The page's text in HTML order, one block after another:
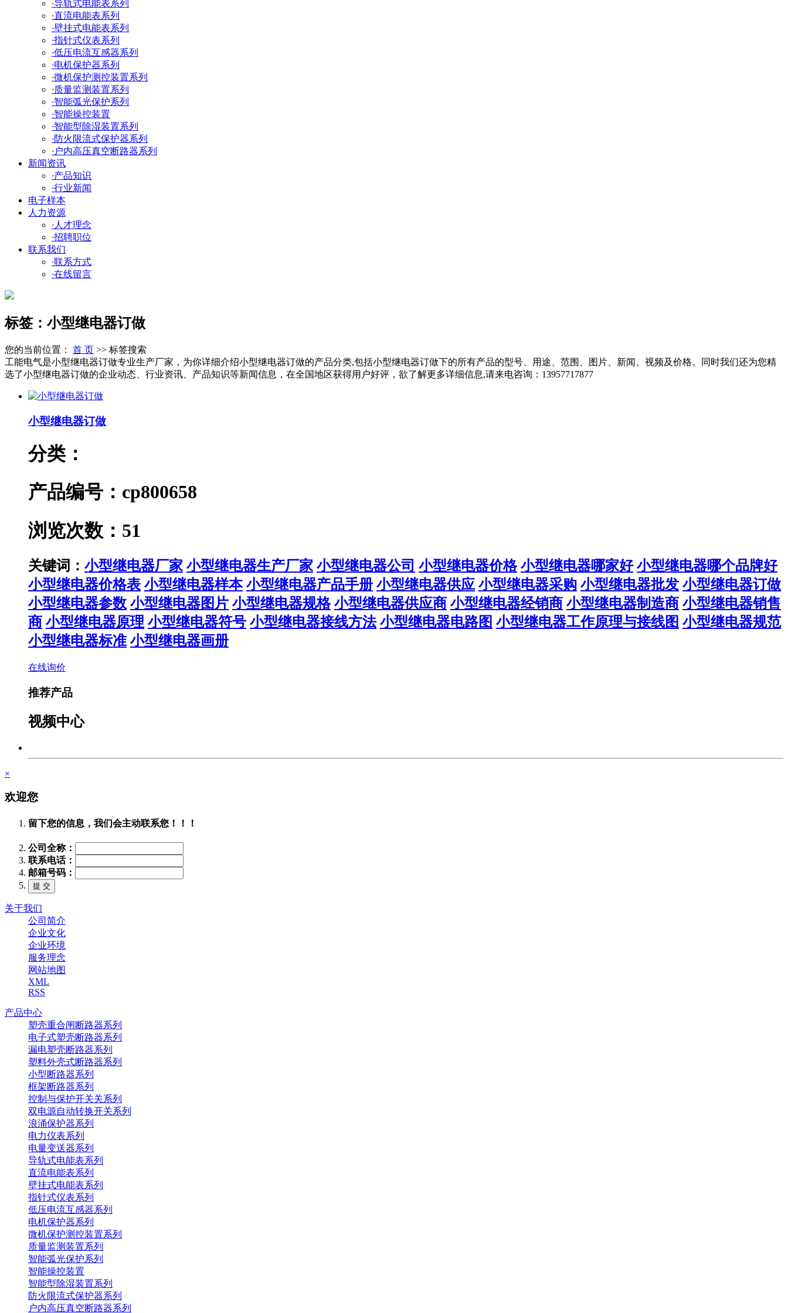
·导轨式电能表系列
·直流电能表系列
·壁挂式电能表系列
·指针式仪表系列
·低压电流互感器系列
·电机保护器系列
·微机保护测控装置系列
·质量监测装置系列
·智能弧光保护系列
·智能操控装置
·智能型除湿装置系列
·防火限流式保护器系列
· 户内高压真空断路器系列
新闻资讯
·产品知识
·行业新闻
电子样本
人力资源
· 人才理念
·招聘职位
联系我们
·联系方式
·在线留言
标签：小型继电器订做
您的当前位置： 首 页 >> 标签搜索
工能电气是小型继电器订做专业生产厂家，为你详细介绍小型继电器订做的产品分类,包括小型继电器订做下的所有产品的型号、用途、范围、图片、新闻、视频及价格。同时我们还为您精
选了小型继电器订做的企业动态、行业资讯、产品知识等新闻信息，在全国地区获得用户好评，欲了解更多详细信息,请来电咨询：13957717877
小型继电器订做
分类：
产品编号：cp800658
浏览次数：51
关键词： 小型继电器厂家 小型继电器生产厂家 小型继电器公司 小型继电器价格 小型继电器哪家好 小型继电器哪个品牌好
小型继电器价格表 小型继电器样本 小型继电器产品手册 小型继电器供应 小型继电器采购 小型继电器批发 小型继电器订做
小型继电器参数 小型继电器图片 小型继电器规格 小型继电器供应商 小型继电器经销商 小型继电器制造商 小型继电器销售
商 小型继电器原理 小型继电器符号 小型继电器接线方法 小型继电器电路图 小型继电器工作原理与接线图 小型继电器规范
小型继电器标准 小型继电器画册
在线询价
推荐产品
视频中心
×
欢迎您
留下您的信息，我们会主动联系您！！！
公司全称：
联系电话：
邮箱号码：
关于我们
公司简介
企业文化
企业环境
服务理念
网站地图
XML
RSS
产品中心
塑壳重合闸断路器系列
电子式塑壳断路器系列
漏电塑壳断路器系列
塑料外壳式断路器系列
小型断路器系列
框架断路器系列
控制与保护开关关系列
双电源自动转换开关系列
浪涌保护器系列
电力仪表系列
电量变送器系列
导轨式电能表系列
直流电能表系列
壁挂式电能表系列
指针式仪表系列
低压电流互感器系列
电机保护器系列
微机保护测控装置系列
质量监测装置系列
智能弧光保护系列
智能操控装置
智能型除湿装置系列
防火限流式保护器系列
户内高压真空断路器系列